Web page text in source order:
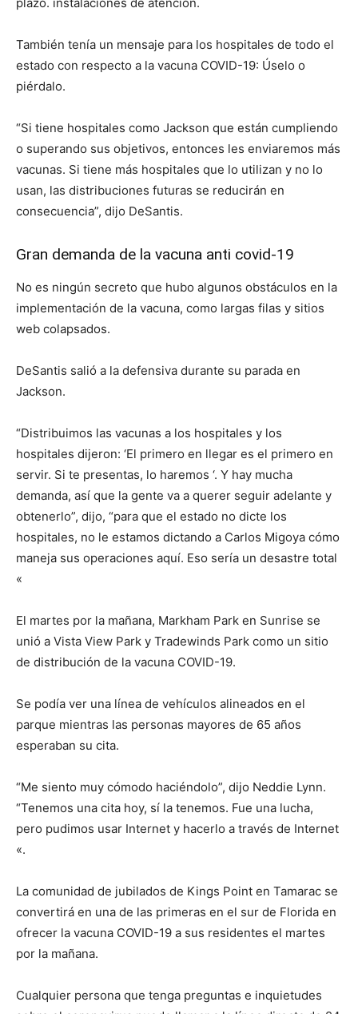
También tenía un mensaje para los hospitales de todo el
estado con respecto a la vacuna COVID-19: Úselo o
piérdalo.
“Si tiene hospitales como Jackson que están cumpliendo
o superando sus objetivos, entonces les enviaremos más
vacunas. Si tiene más hospitales que lo utilizan y no lo
usan, las distribuciones futuras se reducirán en
consecuencia”, dijo DeSantis.
Gran demanda de la vacuna anti covid-19
No es ningún secreto que hubo algunos obstáculos en la
implementación de la vacuna, como largas filas y sitios
web colapsados.
DeSantis salió a la defensiva durante su parada en
Jackson.
“Distribuimos las vacunas a los hospitales y los
hospitales dijeron: ‘El primero en llegar es el primero en
servir. Si te presentas, lo haremos ‘. Y hay mucha
demanda, así que la gente va a querer seguir adelante y
obtenerlo”, dijo, “para que el estado no dicte los
hospitales, no le estamos dictando a Carlos Migoya cómo
maneja sus operaciones aquí. Eso sería un desastre total
«
El martes por la mañana, Markham Park en Sunrise se
unió a Vista View Park y Tradewinds Park como un sitio
de distribución de la vacuna COVID-19.
Se podía ver una línea de vehículos alineados en el
parque mientras las personas mayores de 65 años
esperaban su cita.
“Me siento muy cómodo haciéndolo”, dijo Neddie Lynn.
“Tenemos una cita hoy, sí la tenemos. Fue una lucha,
pero pudimos usar Internet y hacerlo a través de Internet
«.
La comunidad de jubilados de Kings Point en Tamarac se
convertirá en una de las primeras en el sur de Florida en
ofrecer la vacuna COVID-19 a sus residentes el martes
por la mañana.
Cualquier persona que tenga preguntas e inquietudes